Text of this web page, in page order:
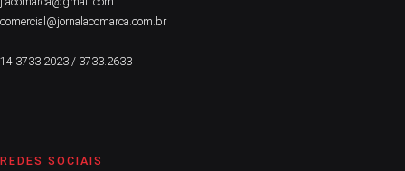
comercial@jornalacomarca.com.br
14 3733.2023 / 3733.2633
REDES SOCIAIS